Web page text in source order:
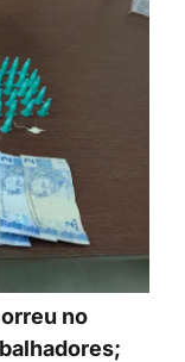
no